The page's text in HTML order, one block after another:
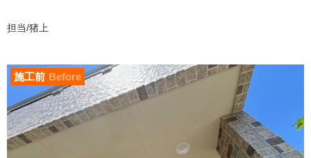
担当/猪上
施工前 Before